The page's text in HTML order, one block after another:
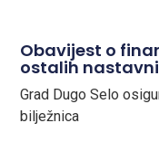
Obavijest o
ostalih
Grad Dugo Selo
bilježnica